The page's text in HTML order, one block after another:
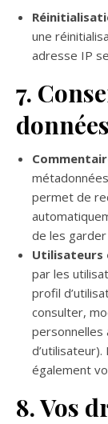
une
adresse IP
7.
données
permet de
de les
Utilisateurs
par les
profil
consulter,
personnelles
également
8. Vos